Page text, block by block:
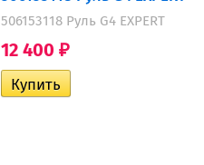
506153118 Руль G4 EXPERT
12 400 ₽